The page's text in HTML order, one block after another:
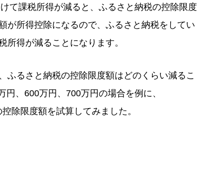
て課税所得が減ると、ふるさと納税の控除限度
が所得控除になるので、ふるさと納税をしてい
所得が減ることになります。
ふるさと納税の控除限度額はどのくらい減るこ
、600万円、700万円の場合を例に、
除限度額を試算してみました。